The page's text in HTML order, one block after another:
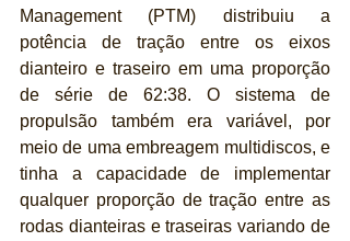
Management (PTM) distribuiu a
potência de tração entre os eixos
dianteiro e traseiro em uma proporção
de série de 62:38. O sistema de
propulsão também era variável, por
meio de uma embreagem multidiscos, e
tinha a capacidade de implementar
qualquer proporção de tração entre as
rodas dianteiras e traseiras variando de